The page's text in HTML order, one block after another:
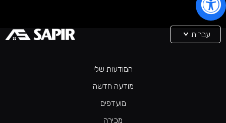
המודעות שלי
מודעה חדשה
מועדפים
מכירה
עברית